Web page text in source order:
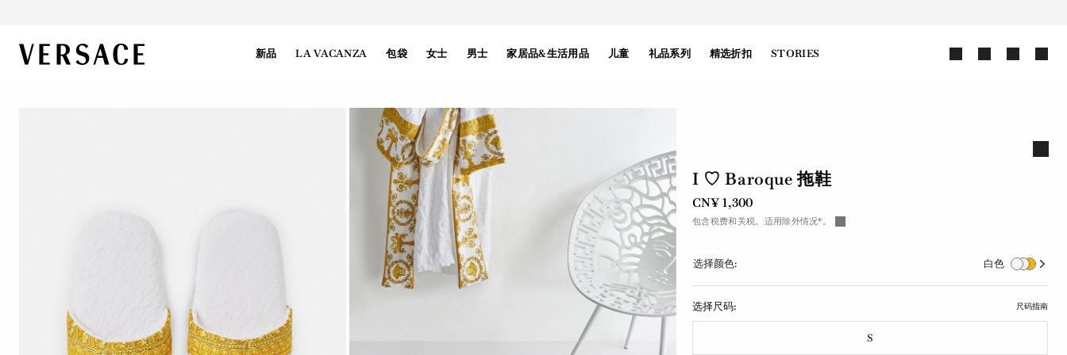
VERSACE | 主页 新品 LA VACANZA 包袋 女士 男士 家居品&生活用品 儿童 礼品系列 精选折扣 STORIES
I ♡ Baroque 拖鞋
CN¥ 1,300
包含税费和关税。适用除外情况*。
选择颜色: 白色
选择尺码: 尺码指南
S